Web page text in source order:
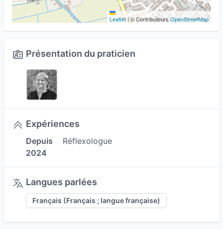
Leaflet |© ContributeursOpenStreetMap
Présentation du praticien
Expériences
Depuis
2024
Réflexologue
Langues parlées
Français (Français ; langue française)